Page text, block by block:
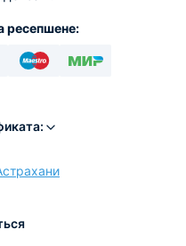
ресепшене: